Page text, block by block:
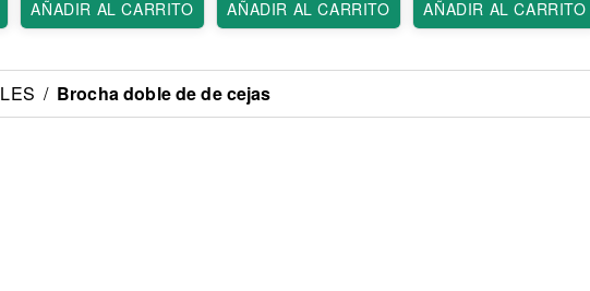
AÑADIR AL CARRITO AÑADIR AL CARRITO
AÑADIR AL CARRITO
/ Brocha doble de de cejas